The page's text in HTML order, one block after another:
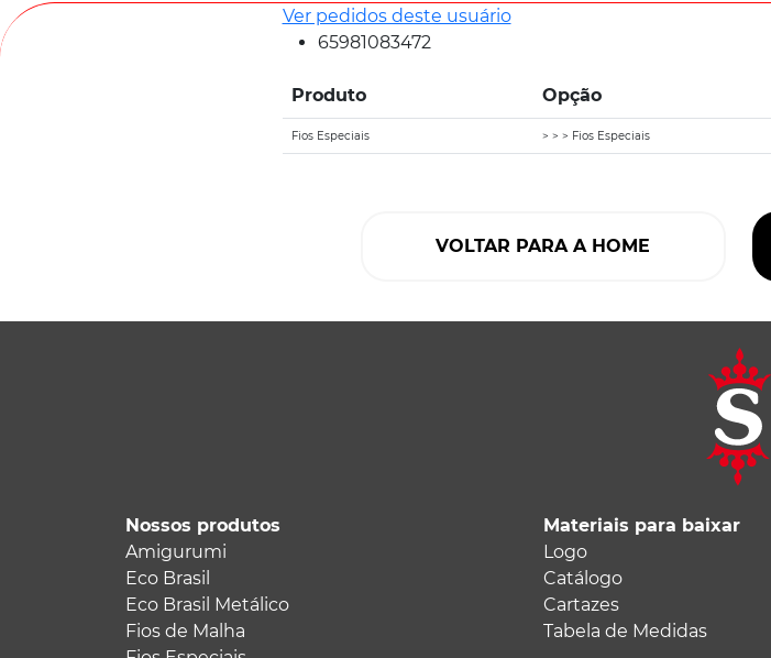
Ver pedidos deste usuário
65981083472
Produto Opção
Fios Especiais > > > Fios Especiais
VOLTAR PARA A HOME
Nossos produtos
Amigurumi
Eco Brasil
Eco Brasil Metálico
Fios de Malha
Materiais para baixar
Logo
Catálogo
Cartazes
Tabela de Medidas